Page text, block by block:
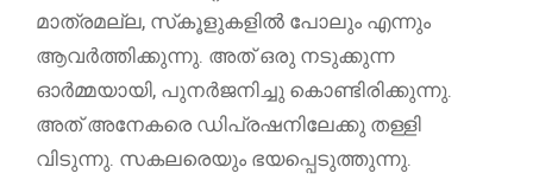
മാത്രമല്ല, സ്‌കൂളുകളിൽ പോലും എന്നും
ആവർത്തിക്കുന്നു. അത് ഒരു നടുക്കുന്ന
ഓർമ്മയായി, പുനർജനിച്ചു കൊണ്ടിരിക്കുന്നു.
അത് അനേകരെ ഡിപ്രഷനിലേക്കു തള്ളി
വിടുന്നു. സകലരെയും ഭയപ്പെടുത്തുന്നു.